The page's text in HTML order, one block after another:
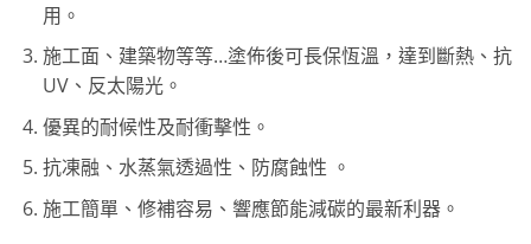
用。
施工面、建築物等等…塗佈後可長保恆溫，達到斷熱、抗
UV、反太陽光。
優異的耐候性及耐衝擊性。
抗凍融、水蒸氣透過性、防腐蝕性 。
施工簡單、修補容易、響應節能減碳的最新利器。